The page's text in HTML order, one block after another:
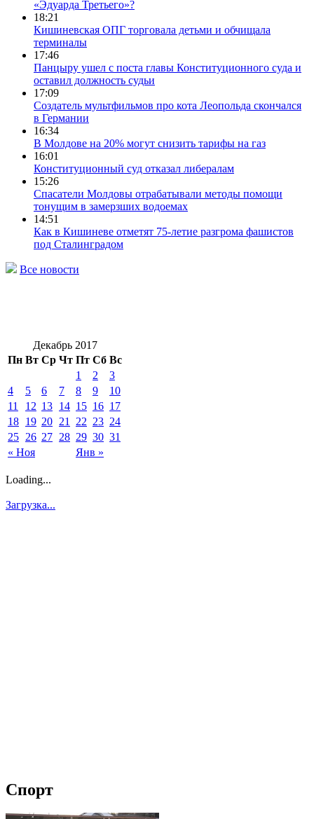
«Эдуарда Третьего»?
18:21
Кишиневская ОПГ торговала детьми и обчищала
терминалы
17:46
Панцыру ушел с поста главы Конституционного суда и
оставил должность судьи
17:09
Создатель мультфильмов про кота Леопольда скончался
в Германии
16:34
В Молдове на 20% могут снизить тарифы на газ
16:01
Конституционный суд отказал либералам
15:26
Спасатели Молдовы отрабатывали методы помощи
тонущим в замерзших водоемах
14:51
Как в Кишиневе отметят 75-летие разгрома фашистов
под Сталинградом
Все новости
Декабрь 2017
Пн Вт Ср Чт Пт Сб Вс
« Ноя Янв »
1 2
3
4
5 6 7 8 9
10
11
12 13 14 15 16 17
18 19 20 21 22 23 24
25 26 27 28 29 30 31
Loading...
Загрузка...
Спорт